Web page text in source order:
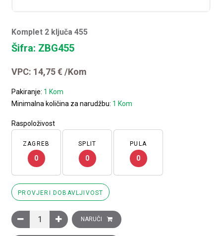
Komplet 2 ključa 455
Šifra: ZBG455
VPC: 14,75€ /Kom
Pakiranje: 1 Kom
Minimalna količina za narudžbu: 1 Kom
Raspoloživost
ZAGREB
0
SPLIT
0
PULA
0
PROVJERI DOBAVLJIVOST
Komplet 2 ključa 455 količina
NARUČI